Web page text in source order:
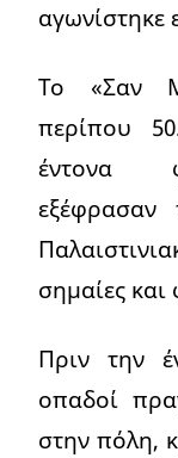
αγωνίστηκε
Το «Σαν
περίπου
έντονα
εξέφρασαν
σημαίες
Πριν την
οπαδοί
στην πόλη,